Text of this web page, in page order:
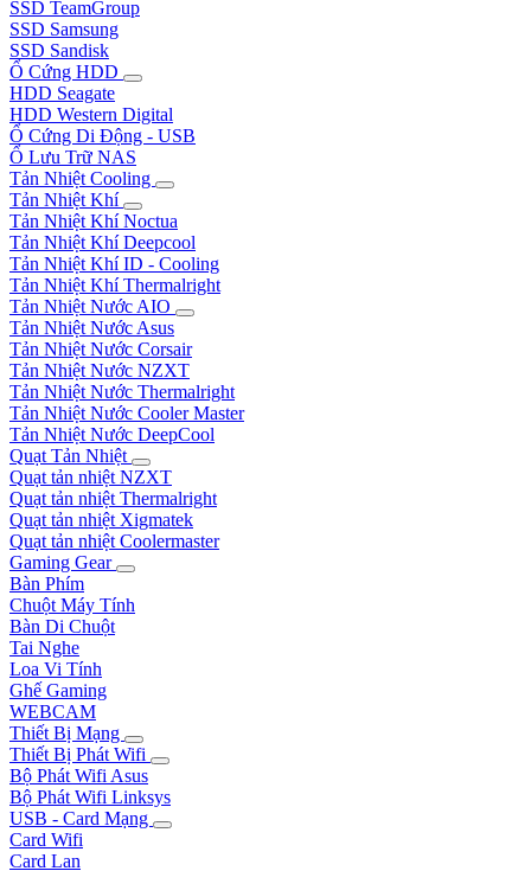
SSD TeamGroup
SSD Samsung
SSD Sandisk
Ổ Cứng HDD
HDD Seagate
HDD Western Digital
Ổ Cứng Di Động - USB
Ổ Lưu Trữ NAS
Tản Nhiệt Cooling
Tản Nhiệt Khí
Tản Nhiệt Khí Noctua
Tản Nhiệt Khí Deepcool
Tản Nhiệt Khí ID - Cooling
Tản Nhiệt Khí Thermalright
Tản Nhiệt Nước AIO
Tản Nhiệt Nước Asus
Tản Nhiệt Nước Corsair
Tản Nhiệt Nước NZXT
Tản Nhiệt Nước Thermalright
Tản Nhiệt Nước Cooler Master
Tản Nhiệt Nước DeepCool
Quạt Tản Nhiệt
Quạt tản nhiệt NZXT
Quạt tản nhiệt Thermalright
Quạt tản nhiệt Xigmatek
Quạt tản nhiệt Coolermaster
Gaming Gear
Bàn Phím
Chuột Máy Tính
Bàn Di Chuột
Tai Nghe
Loa Vi Tính
Ghế Gaming
WEBCAM
Thiết Bị Mạng
Thiết Bị Phát Wifi
Bộ Phát Wifi Asus
Bộ Phát Wifi Linksys
USB - Card Mạng
Card Wifi
Card Lan